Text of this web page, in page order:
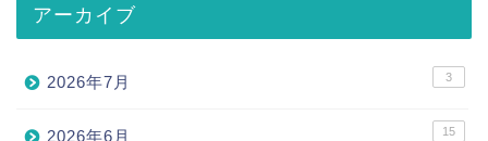
アーカイブ
2026年7月 3
2026年6月 15